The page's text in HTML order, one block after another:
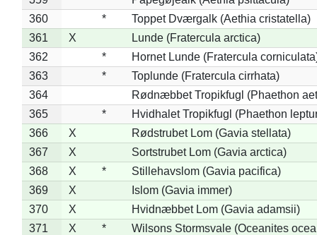
360
*
Toppet Dværgalk (Aethia cristatella)
361
X
Lunde (Fratercula arctica)
362
*
Hornet Lunde (Fratercula
363
*
Toplunde (Fratercula cirrhata)
364
Rødnæbbet Tropikfugl (Phaethon
365
*
Hvidhalet Tropikfugl (Phaethon
366
X
Rødstrubet Lom (Gavia stellata)
367
X
Sortstrubet Lom (Gavia arctica)
368
X *
Stillehavslom (Gavia pacifica)
369
X
Islom (Gavia immer)
370
X
Hvidnæbbet Lom (Gavia adamsii)
371
X *
Wilsons Stormsvale (Oceanites